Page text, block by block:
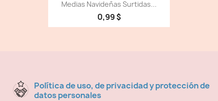
Medias Navideñas Surtidas...
0,99 $
Política de uso, de privacidad y protección de
datos personales